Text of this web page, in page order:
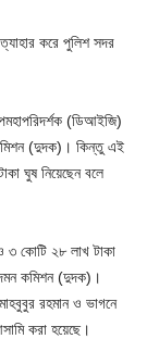
করে পুলিশ সদর
(ডিআইজি)
(দুদক)। কিন্তু এই
ঘুষ নিয়েছেন বলে
কোটি ২৮ লাখ টাকা
দমন কমিশন (দুদক)।
রহমান ও ভাগনে
করা হয়েছে।